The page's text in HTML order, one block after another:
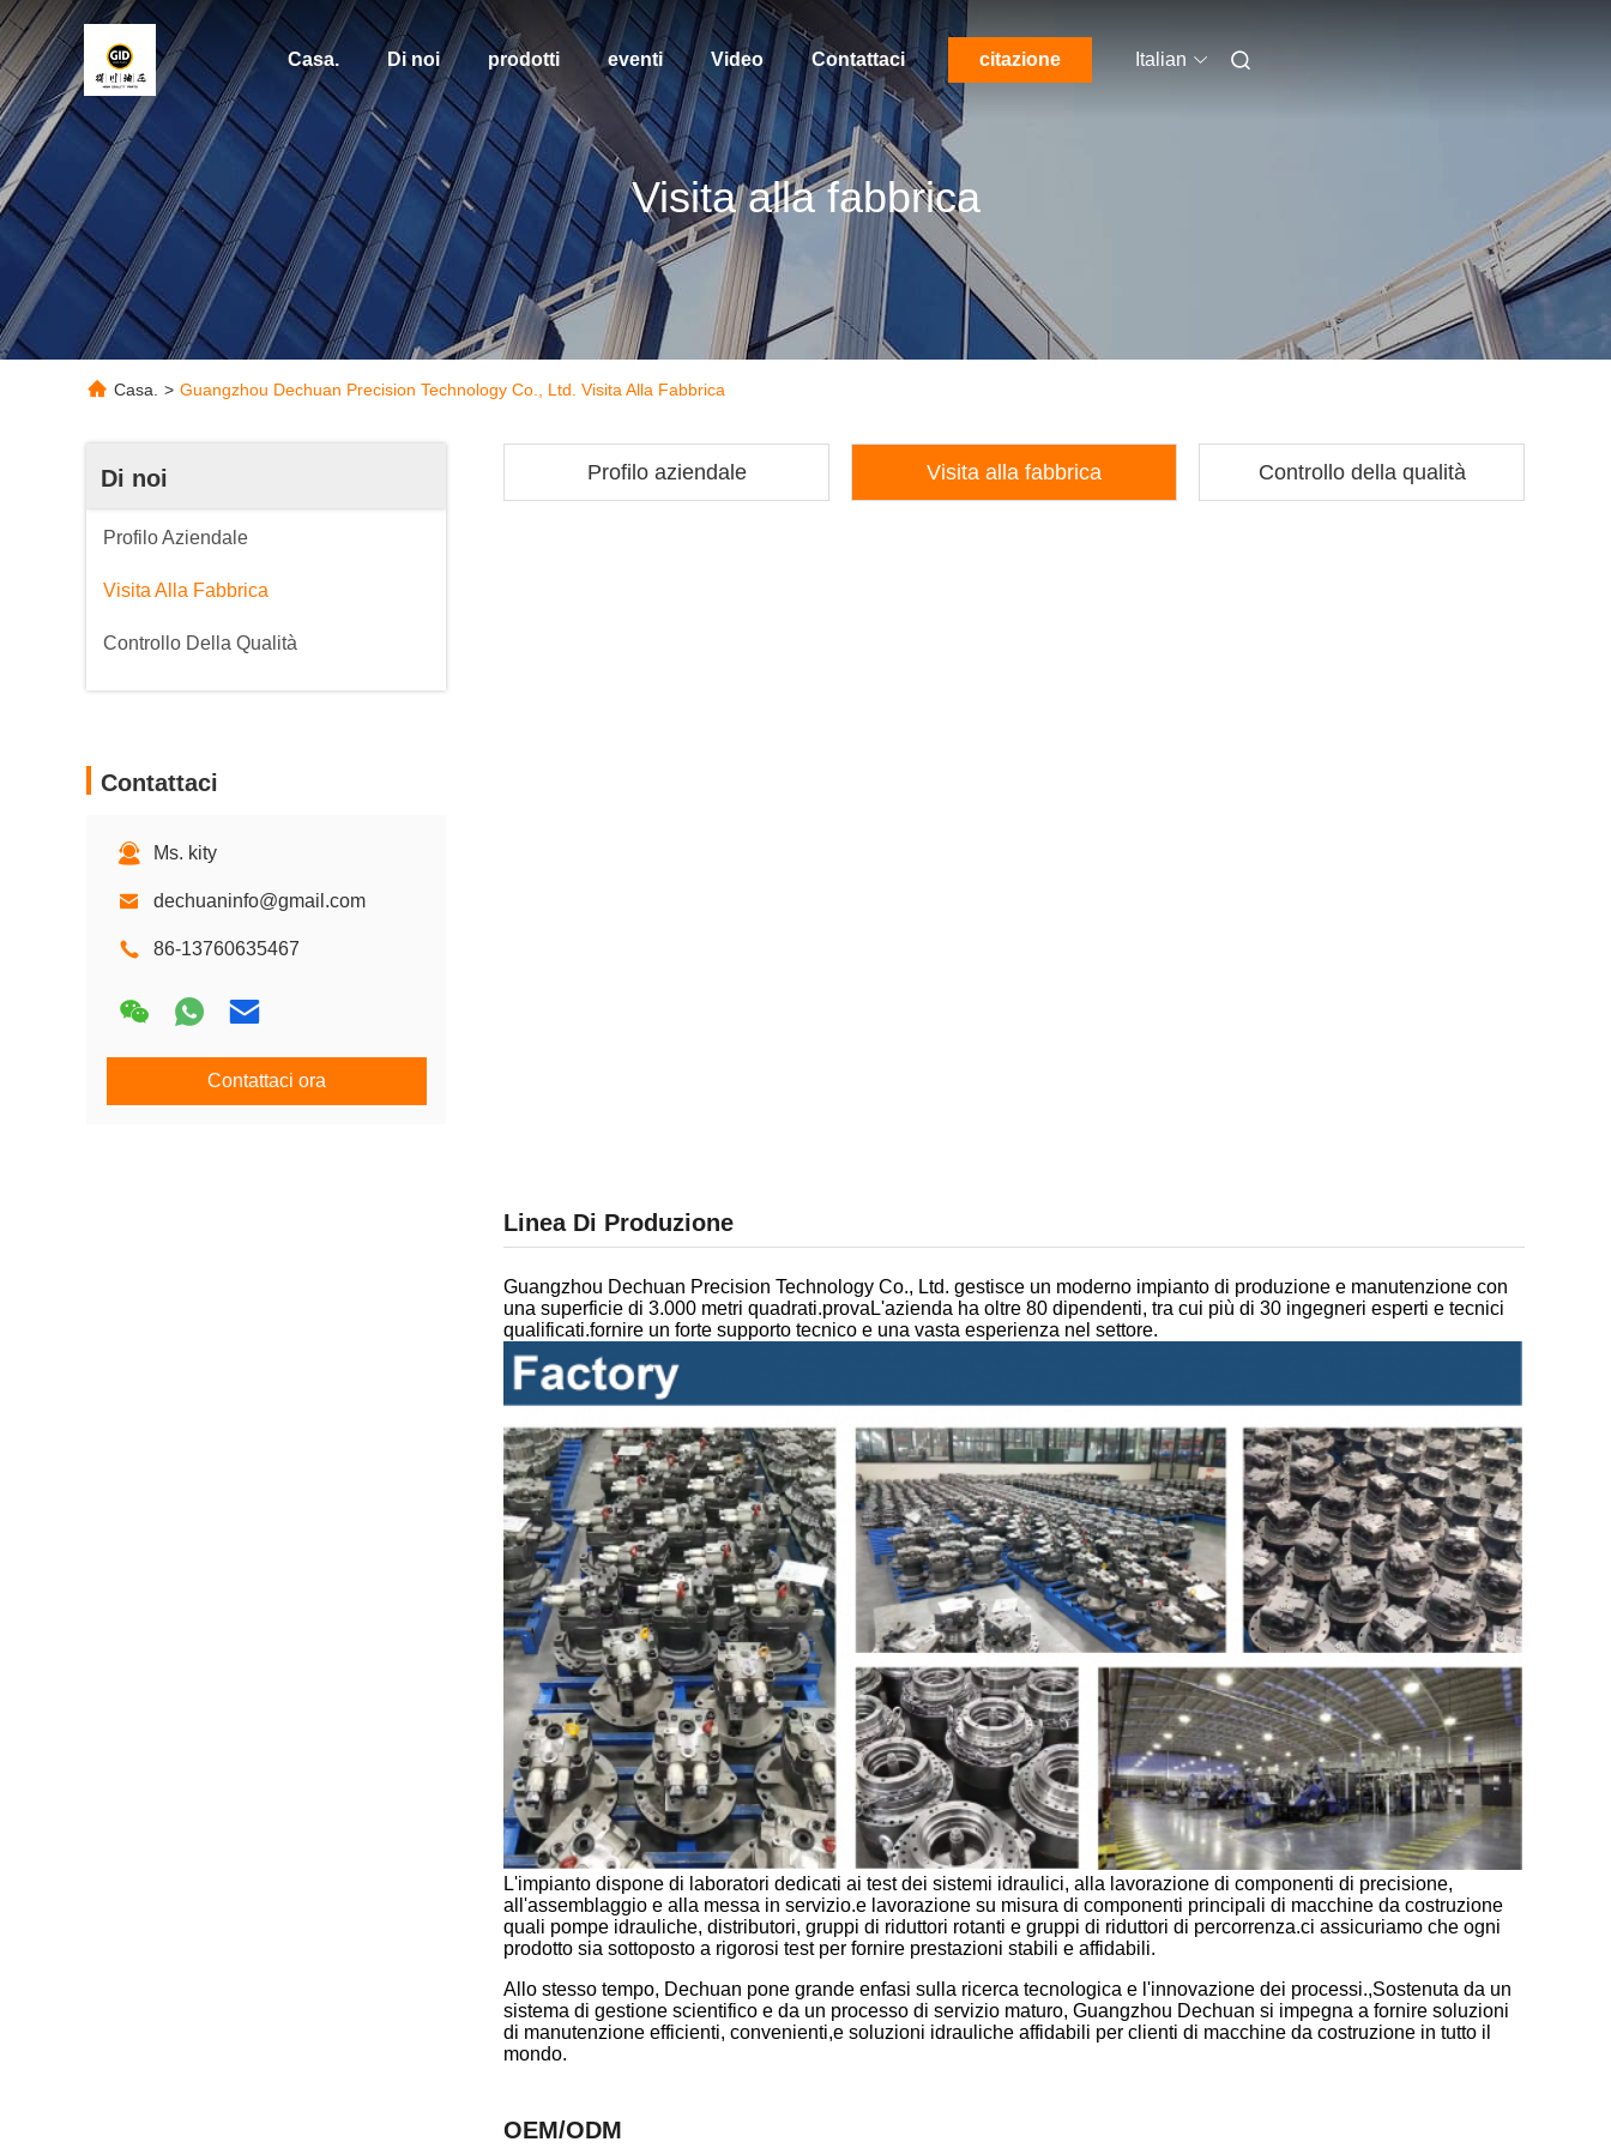
Casa. Di noi prodotti eventi Video Contattaci citazione Italian
Visita alla fabbrica
Casa. > Guangzhou Dechuan Precision Technology Co., Ltd. Visita Alla Fabbrica
Di noi
Profilo Aziendale
Visita Alla Fabbrica
Controllo Della Qualità
Contattaci
Ms. kity
dechuaninfo@gmail.com
86-13760635467
Contattaci ora
Profilo aziendale Visita alla fabbrica Controllo della qualità
Linea Di Produzione
Guangzhou Dechuan Precision Technology Co., Ltd. gestisce un moderno impianto di produzione e manutenzione con
una superficie di 3.000 metri quadrati.provaL'azienda ha oltre 80 dipendenti, tra cui più di 30 ingegneri esperti e tecnici
qualificati.fornire un forte supporto tecnico e una vasta esperienza nel settore.
L'impianto dispone di laboratori dedicati ai test dei sistemi idraulici, alla lavorazione di componenti di precisione,
all'assemblaggio e alla messa in servizio.e lavorazione su misura di componenti principali di macchine da costruzione
quali pompe idrauliche, distributori, gruppi di riduttori rotanti e gruppi di riduttori di percorrenza.ci assicuriamo che ogni
prodotto sia sottoposto a rigorosi test per fornire prestazioni stabili e affidabili.
Allo stesso tempo, Dechuan pone grande enfasi sulla ricerca tecnologica e l'innovazione dei processi.,Sostenuta da un
sistema di gestione scientifico e da un processo di servizio maturo, Guangzhou Dechuan si impegna a fornire soluzioni
di manutenzione efficienti, convenienti,e soluzioni idrauliche affidabili per clienti di macchine da costruzione in tutto il
mondo.
OEM/ODM